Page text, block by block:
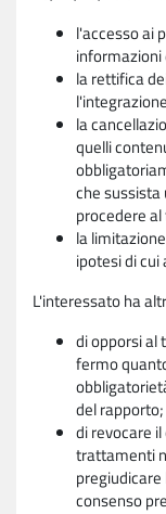
l'accesso ai
informazioni
la rettifica
la
quelli
che
procedere
la
ipotesi di cui
L'interessato ha
di opporsi al
fermo
del rapporto;
di revocare
trattamenti
consenso